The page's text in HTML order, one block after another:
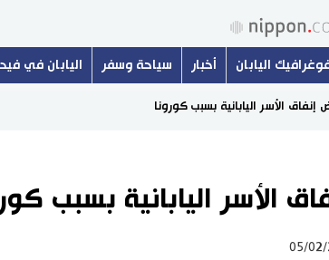
اليابان أخبار سياحة وسفر اليابان في
إنفاق الأسر اليابانية بسبب كورونا
الأسر اليابانية بسبب
05/02/